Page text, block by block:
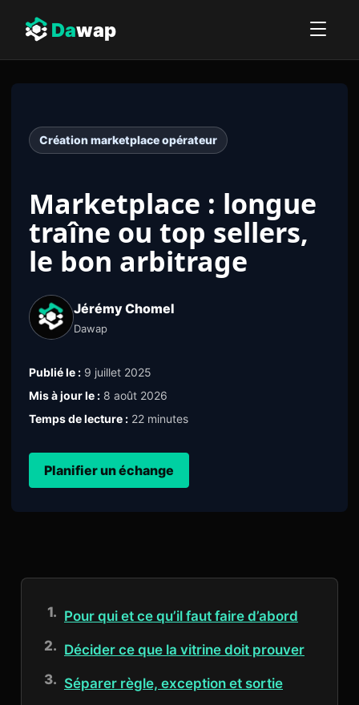
Dawap
Création marketplace opérateur
Marketplace : longue
traîne ou top sellers,
le bon arbitrage
Jérémy Chomel
Dawap
Publié le : 9 juillet 2025
Mis à jour le : 8 août 2026
Temps de lecture : 22 minutes
Planifier un échange
Pour qui et ce qu’il faut faire d’abord
Décider ce que la vitrine doit prouver
Séparer règle, exception et sortie